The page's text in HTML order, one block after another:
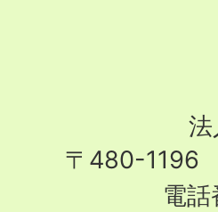
〒480-1196
電